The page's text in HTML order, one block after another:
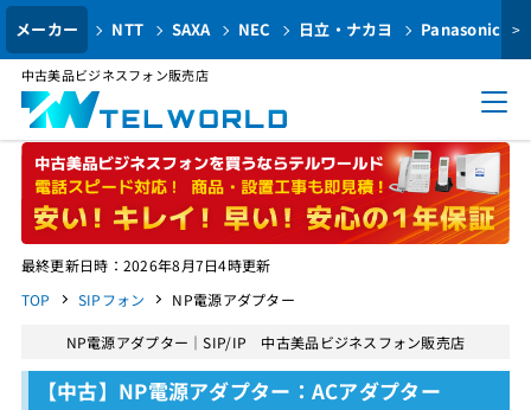
メーカー NTT SAXA NEC 日立・ナカヨ Panasonic >
中古美品ビジネスフォン販売店
最終更新日時：2026年8月7日4時更新
TOP
SIPフォン NP電源アダプター
NP電源アダプター｜SIP/IP 中古美品ビジネスフォン販売店
【中古】NP電源アダプター：ACアダプター